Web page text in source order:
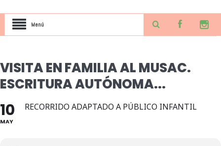
Menú
VISITA EN FAMILIA AL MUSAC.
ESCRITURA AUTÓNOMA...
10
MAY
RECORRIDO ADAPTADO A PÚBLICO INFANTIL